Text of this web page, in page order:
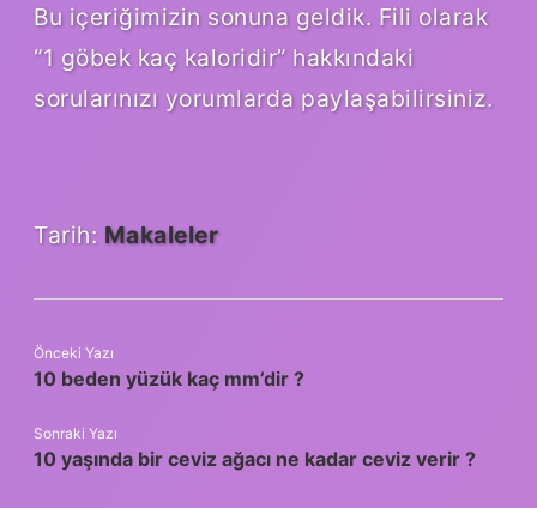
Bu içeriğimizin sonuna geldik. Fili olarak
“1 göbek kaç kaloridir” hakkındaki
sorularınızı yorumlarda paylaşabilirsiniz.
Tarih: Makaleler
Önceki Yazı
10 beden yüzük kaç mm’dir ?
Sonraki Yazı
10 yaşında bir ceviz ağacı ne kadar ceviz verir ?